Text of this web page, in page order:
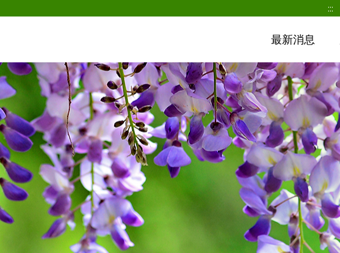
:::
最新消息